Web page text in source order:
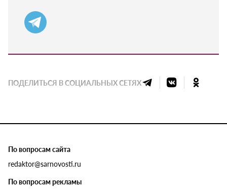
ПОДЕЛИТЬСЯ В СОЦИАЛЬНЫХ СЕТЯХ
По вопросам сайта
redaktor@sarnovosti.ru
По вопросам рекламы